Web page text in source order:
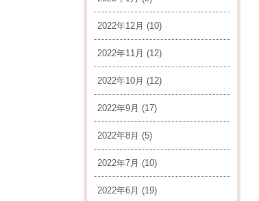
2022年12月 (10)
2022年11月 (12)
2022年10月 (12)
2022年9月 (17)
2022年8月 (5)
2022年7月 (10)
2022年6月 (19)